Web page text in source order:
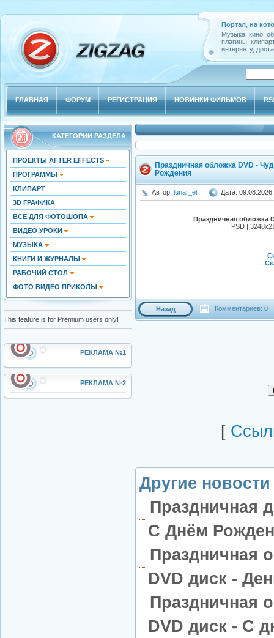
Портал, на
Музыка, кино,
плагины,
интернету,
ГЛАВНАЯ ФОРУМ РЕГИСТРАЦИЯ НОВИНКИ ФИЛЬМОВ
КАТЕГОРИИ РАЗДЕЛА
ПРОЕКТЫ AFTER EFFECTS
ПРОГРАММЫ
КЛИПАРТ
3D ГРАФИКА
ВСЁ ДЛЯ ФОТОШОПА
ВИДЕО УРОКИ
МУЗЫКА
КНИГИ И ЖУРНАЛЫ
РАБОЧИЙ СТОЛ
ФОТО ВИДЕО ПРИКОЛЫ
This feature is for Premium users only!
РЕКЛАМА №1
РЕКЛАМА №2
Праздничная обложка DVD -
Рождения
Автор: lunar_elf Дата:
Праздничная обложка
PSD |
Назад Комментариев: 0
[
Другие
Праздничная
С Днём
Праздничная
DVD диск -
Праздничная
DVD диск - С